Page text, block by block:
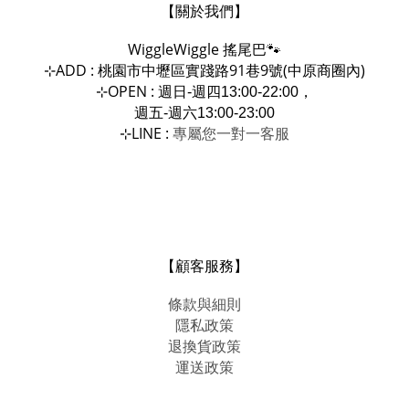
【關於我們】
WiggleWiggle搖尾巴🐾
⊹ADD : 桃園市中壢區實踐路91巷9號(中原商圈內)
⊹OPEN : 週日-週四13:00-22:00，
週五-週六13:00-23:00
⊹LINE : 專屬您一對一客服
【顧客服務】
條款與細則
隱私政策
退換貨政策
運送政策